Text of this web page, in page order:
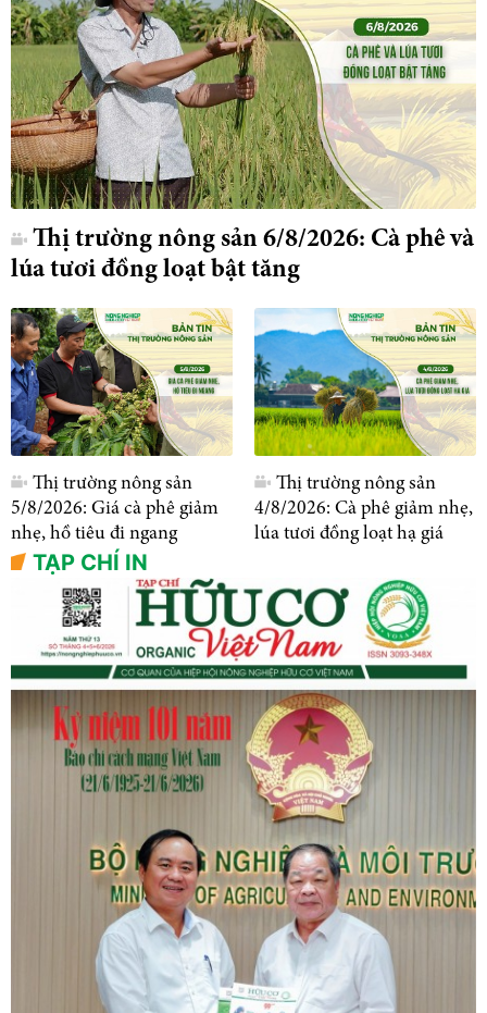
Thị trường nông sản 6/8/2026: Cà phê và
lúa tươi đồng loạt bật tăng
Thị trường nông sản
5/8/2026: Giá cà phê giảm
nhẹ, hồ tiêu đi ngang
Thị trường nông sản
4/8/2026: Cà phê giảm nhẹ,
lúa tươi đồng loạt hạ giá
TẠP CHÍ IN